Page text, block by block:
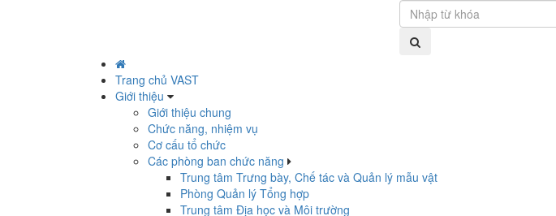
Trang chủ VAST
Giới thiệu
Giới thiệu chung
Chức năng, nhiệm vụ
Cơ cấu tổ chức
Các phòng ban chức năng
Trung tâm Trưng bày, Chế tác và Quản lý mẫu vật
Phòng Quản lý Tổng hợp
Trung tâm Địa học và Môi trường